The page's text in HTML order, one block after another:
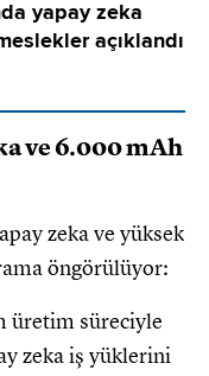
yapay zeka
açıklandı
ve 6.000 mAh
zeka ve yüksek
öngörülüyor:
üretim süreciyle
zeka iş yüklerini